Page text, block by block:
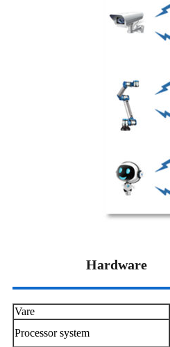
Hardware
Vare
Processor system